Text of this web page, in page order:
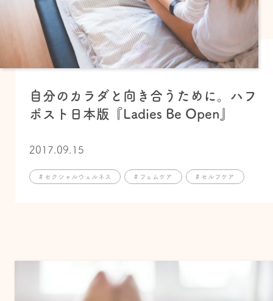
自分のカラダと向き合うために。ハフ
ポスト日本版『Ladies Be Open』
2017.09.15
# セクシャルウェルネス # フェムケア # セルフケア